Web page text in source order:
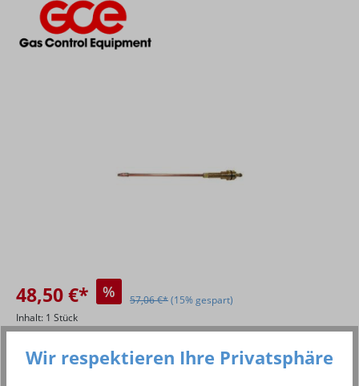
48,50 €* % 57,06 €*(15% gespart)
Inhalt: 1 Stück
Preise inkl. MwSt. zzgl. Versandkosten
Wir respektieren Ihre Privatsphäre